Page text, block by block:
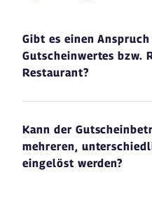
Gibt es einen
Gutscheinwertes bzw.
Restaurant?
Kann der
mehreren,
eingelöst werden?